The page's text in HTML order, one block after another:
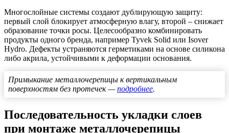
Многослойные системы создают дублирующую защиту:
первый слой блокирует атмосферную влагу, второй – снижает
образование точки росы. Целесообразно комбинировать
продукты одного бренда, например Tyvek Solid или Isover
Hydro. Дефекты устраняются герметиками на основе силикона
либо акрила, устойчивыми к деформации основания.
Примыкание металлочерепицы к вертикальным
поверхностям без протечек —подробнее.
Последовательность укладки слоев
при монтаже металлочерепицы